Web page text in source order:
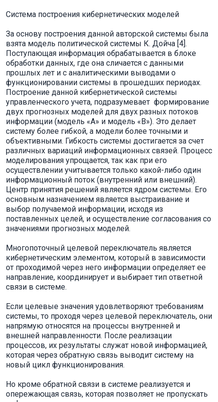
Система построения кибернетических моделей
За основу построения данной авторской системы была
взята модель политической системы К. Дойча [4].
Поступающая информация обрабатывается в блоке
обработки данных, где она сличается с данными
прошлых лет и с аналитическими выводами о
функционировании системы в прошедших периодах.
Построение данной кибернетической системы
управленческого учета, подразумевает формирование
двух прогнозных моделей для двух разных потоков
информации (модель «А» и модель «В»). Это делает
систему более гибкой, а модели более точными и
объективными. Гибкость системы достигается за счет
различных вариаций информационных связей. Процесс
моделирования упрощается, так как при его
осуществлении учитывается только какой-либо один
информационный поток (внутренний или внешний).
Центр принятия решений является ядром системы. Его
основным назначением является выстраивание и
выбор получаемой информации, исходя из
поставленных целей, и осуществление согласования со
значениями прогнозных моделей.
Многопоточный целевой переключатель является
кибернетическим элементом, который в зависимости
от проходимой через него информации определяет ее
направление, координирует и выбирает тип ответной
связи в системе.
Если целевые значения удовлетворяют требованиям
системы, то проходя через целевой переключатель, они
напрямую относятся на процессы внутренней и
внешней направленности. После реализации
процессов, их результаты служат новой информацией,
которая через обратную связь выводит систему на
новый цикл функционирования.
Но кроме обратной связи в системе реализуется и
опережающая связь, которая позволяет не пропускать